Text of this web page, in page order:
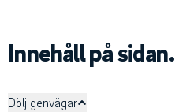
Innehåll på sidan.
Dölj genvägar